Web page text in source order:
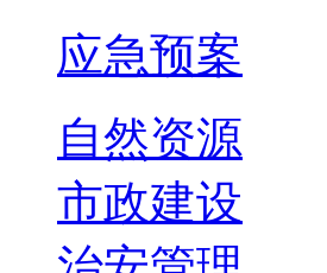
应急预案
自然资源
市政建设